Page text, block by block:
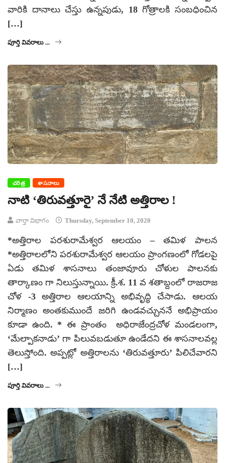
వారికి దానాలు చేస్తు ఉన్నపుడు, 18 గోత్రాలకి సంబధించిన
[…]
పూర్తి వివరాలు ...
చరిత్ర శాసనాలు
నాటి ‘తిరువత్తూరై’ నే నేటి అత్తిరాల !
వార్తా విభాగం Thursday, September 10, 2020
*అత్తిరాల పరశురామేశ్వర ఆలయం – తమిళ పాలన
*అత్తిరాలలోని పరశురామేశ్వర ఆలయం ప్రాంగణంలో గోడలపై
ఏడు తమిళ శాసనాలు తంజావూరు చోళుల పాలనకు
తార్కాణం గా నిలుస్తున్నాయి. క్రీ.శ. 11 వ శతాబ్దంలో రాజరాజ
చోళ -3 అత్తిరాల ఆలయాన్ని అభివృద్ధి చేసాడు. ఆలయ
నిర్మాణం అంతకుముందే జరిగి ఉండవచ్చుననే అభిప్రాయం
కూడా ఉంది. * ఈ ప్రాంతం అధిరాజేంద్రచోళ మండలంగా,
‘మేల్పాకనాడు’ గా పిలువబడుతూ ఉండేదని ఈ శాసనాలవల్ల
తెలుస్తోంది. అప్పట్లో అత్తిరాలను ‘తిరువత్తూరు’ పిలిచేవారని
[…]
పూర్తి వివరాలు ...